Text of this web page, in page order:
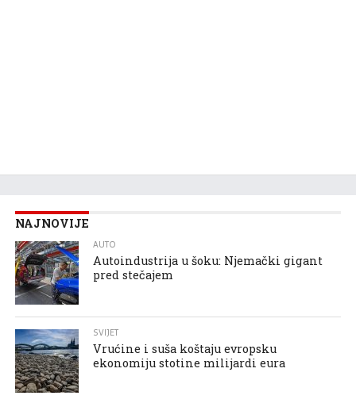
NAJNOVIJE
AUTO
Autoindustrija u šoku: Njemački gigant
pred stečajem
SVIJET
Vrućine i suša koštaju evropsku
ekonomiju stotine milijardi eura